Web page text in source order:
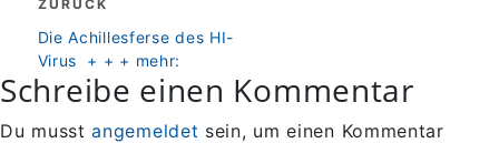
Beitragsnavigation
ZURÜCK
zurück
Die Achillesferse des HI-
Virus + + + mehr:
Schreibe einen Kommentar
Du musstangemeldet sein, um einen Kommentar